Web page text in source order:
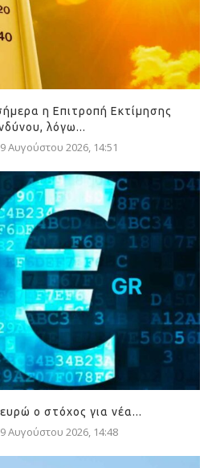
η Επιτροπή Εκτίμησης
λόγω...
Αυγούστου 2026, 14:51
ο στόχος για νέα...
Αυγούστου 2026, 14:48